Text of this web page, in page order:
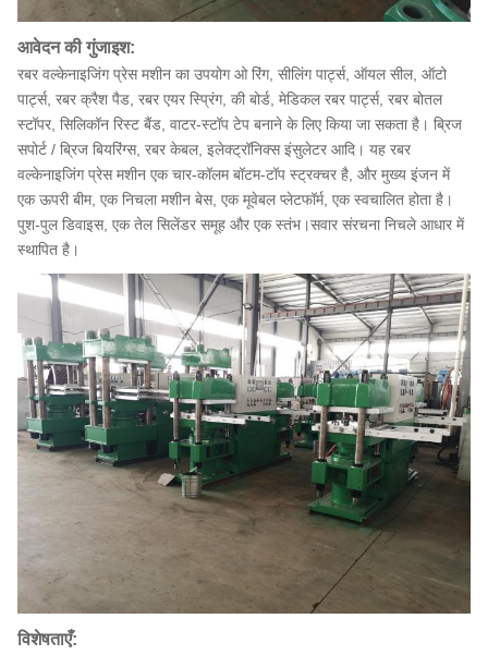
आवेदन की गुंजाइश:
रबर वल्केनाइजिंग प्रेस मशीन का उपयोग ओ रिंग, सीलिंग पार्ट्स, ऑयल सील, ऑटो
पार्ट्स, रबर क्रैश पैड, रबर एयर स्प्रिंग, की बोर्ड, मेडिकल रबर पार्ट्स, रबर बोतल
स्टॉपर, सिलिकॉन रिस्ट बैंड, वाटर-स्टॉप टेप बनाने के लिए किया जा सकता है। ब्रिज
सपोर्ट / ब्रिज बियरिंग्स, रबर केबल, इलेक्ट्रॉनिक्स इंसुलेटर आदि। यह रबर
वल्केनाइजिंग प्रेस मशीन एक चार-कॉलम बॉटम-टॉप स्ट्रक्चर है, और मुख्य इंजन में
एक ऊपरी बीम, एक निचला मशीन बेस, एक मूवेबल प्लेटफॉर्म, एक स्वचालित होता है।
पुश-पुल डिवाइस, एक तेल सिलेंडर समूह और एक स्तंभ।सवार संरचना निचले आधार में
स्थापित है।
विशेषताएँ: